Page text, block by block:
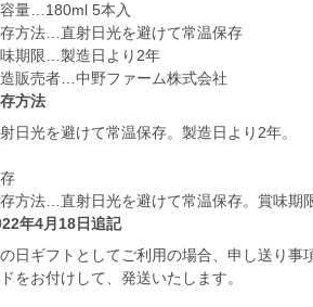
量…180ml 5本入
方法…直射日光を避けて常温保存
期限…製造日より2年
販売者…中野ファーム株式会社
方法
日光を避けて常温保存。製造日より2年。
方法…直射日光を避けて常温保存。賞味期
年4月18日追記
日ギフトとしてご利用の場合、申し送り事
をお付けして、発送いたします。